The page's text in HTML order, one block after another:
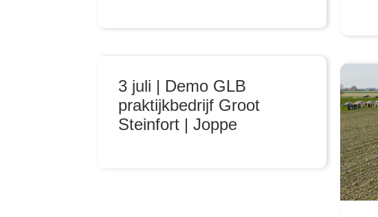
3 juli | Demo GLB
praktijkbedrijf Groot
Steinfort | Joppe